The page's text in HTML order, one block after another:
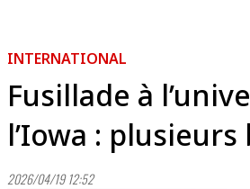
INTERNATIONAL
Fusillade à
l’Iowa : plusieurs
2026/04/19 12:52